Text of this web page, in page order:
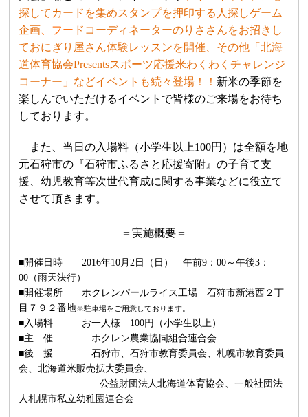
探してカード を集めスタンプを押印する人探しゲーム
企画 、フー ドコーディネーターのりささんをお招きし
ておにぎり屋さん体験レッスンを開催、その他「北海
道体育協会Presentsスポーツ応援米わくわくチャレンジ
コーナー」などイベントも続々登場！！ 新米の季節を
楽しんでいただけるイベントで皆様のご来場をお待ち
しております。
また、当日の入場料（小学生以上100円）は全額を地
元石狩市の 『石狩市ふるさと応援寄附 』の子育て支
援、幼児教育等次世代育成に関する事業などに役立て
させて頂きます。
＝実施概要＝
■開催日時 2016年10 月 2 日 （日） 午前9 ：00 ～午後3 ：
00 （雨天決行）
■開催場所 ホクレンパールライス工場
石狩市新港西２丁
目７９２番地※駐車場をご用意しております。
■入場料 お一人様 100円（小学生以上）
■主 催 ホクレン農業協同組合連合会
■後 援 石狩市、石狩市教育委員会、札幌市教育委員
会、北海道米販売拡大委員会、
公益財団法人北海道体育協会、一般社団法
人札幌市私立幼稚園連合会